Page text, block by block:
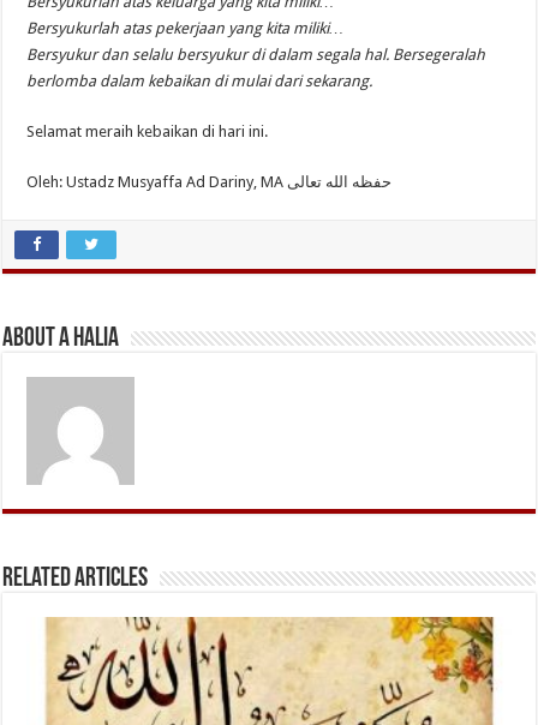
Bersyukurlah atas pekerjaan yang kita miliki…
Bersyukur dan selalu bersyukur di dalam segala hal. Bersegeralah
berlomba dalam kebaikan di mulai dari sekarang.
Selamat meraih kebaikan di hari ini.
Oleh: Ustadz Musyaffa Ad Dariny, MA حفظه الله تعالى
About A Halia
Related Articles